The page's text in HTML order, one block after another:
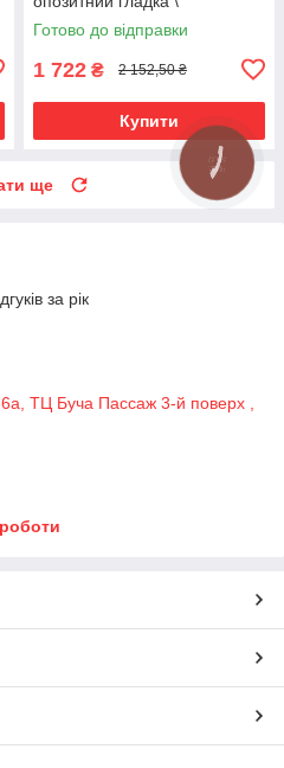
профільна труба кільце
металеве Антик 25\19 мм 240
Готово до відправки
1 722 ₴ 2 152,50 ₴
Купити
ще
за рік
ТЦ Буча Пассаж 3-й поверх ,